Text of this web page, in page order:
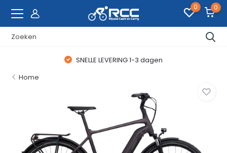
0 0
SNELLE LEVERING 1-3 dagen
Home